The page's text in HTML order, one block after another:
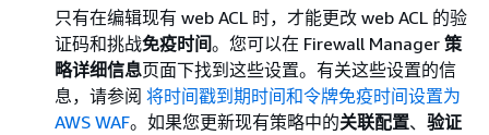
只有在编辑现有 web ACL 时，才能更改 web ACL 的验
证码和挑战免疫时间。您可以在 Firewall Manager 策
略详细信息页面下找到这些设置。有关这些设置的信
息，请参阅 将时间戳到期时间和令牌免疫时间设置为
AWS WAF。如果您更新现有策略中的关联配置、 验证